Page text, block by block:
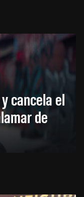
cancela el
de